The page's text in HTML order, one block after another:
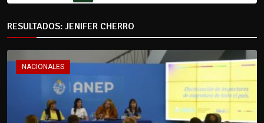
RESULTADOS: JENIFER CHERRO
NACIONALES